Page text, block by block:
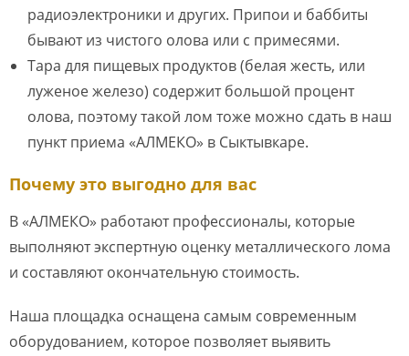
радиоэлектроники и других. Припои и баббиты
бывают из чистого олова или с примесями.
Тара для пищевых продуктов (белая жесть, или
луженое железо) содержит большой процент
олова, поэтому такой лом тоже можно сдать в наш
пункт приема «АЛМЕКО» в Сыктывкаре.
Почему это выгодно для вас
В «АЛМЕКО» работают профессионалы, которые
выполняют экспертную оценку металлического лома
и составляют окончательную стоимость.
Наша площадка оснащена самым современным
оборудованием, которое позволяет выявить